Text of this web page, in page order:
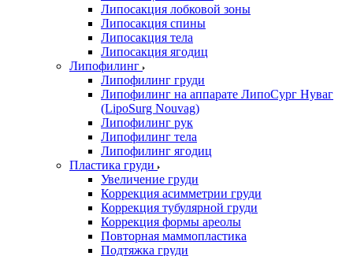
Липосакция лобковой зоны
Липосакция спины
Липосакция тела
Липосакция ягодиц
Липофилинг
Липофилинг груди
Липофилинг на аппарате ЛипоСург Нуваг
(LipoSurg Nouvag)
Липофилинг рук
Липофилинг тела
Липофилинг ягодиц
Пластика груди
Увеличение груди
Коррекция асимметрии груди
Коррекция тубулярной груди
Коррекция формы ареолы
Повторная маммопластика
Подтяжка груди